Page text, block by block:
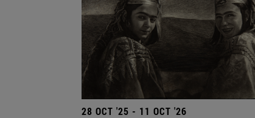
28 OCT '25 - 11 OCT '26